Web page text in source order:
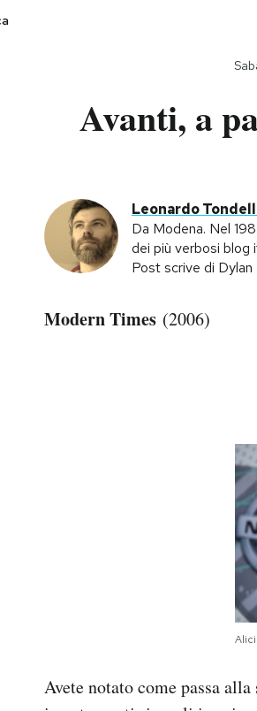
Storie/Idee
Ok Boomer!
Altrecose
Avanti, a
Leonardo
Da Modena. Nel
dei più verbosi blog
Post scrive di Dylan
Modern Times (2006)
Avete notato come passa